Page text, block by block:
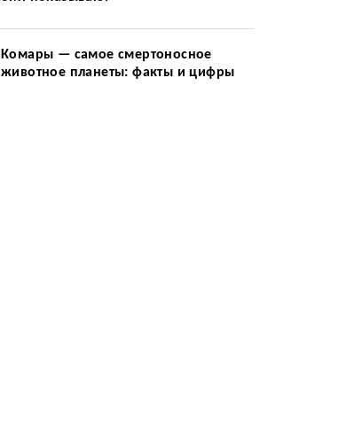
Комары — самое смертоносное
животное планеты: факты и цифры